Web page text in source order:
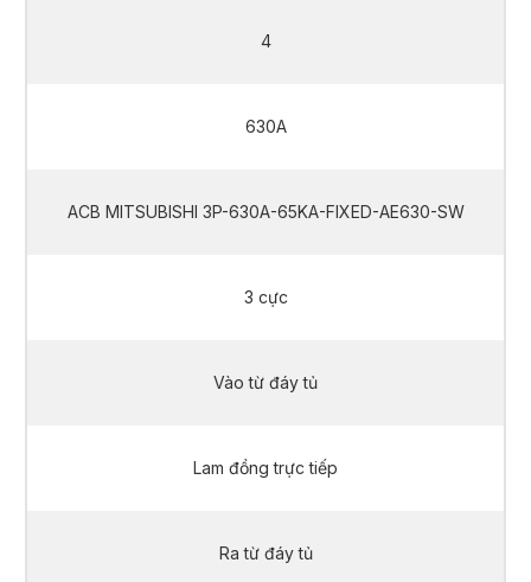
4
630A
ACB MITSUBISHI 3P-630A-65KA-FIXED-AE630-SW
3 cực
Vào từ đáy tủ
Lam đồng trực tiếp
Ra từ đáy tủ